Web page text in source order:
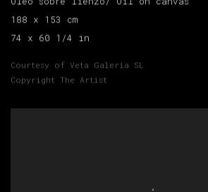
188 x 153 cm
74 x 60 1/4 in
Courtesy of Veta Galeria SL
Copyright The Artist